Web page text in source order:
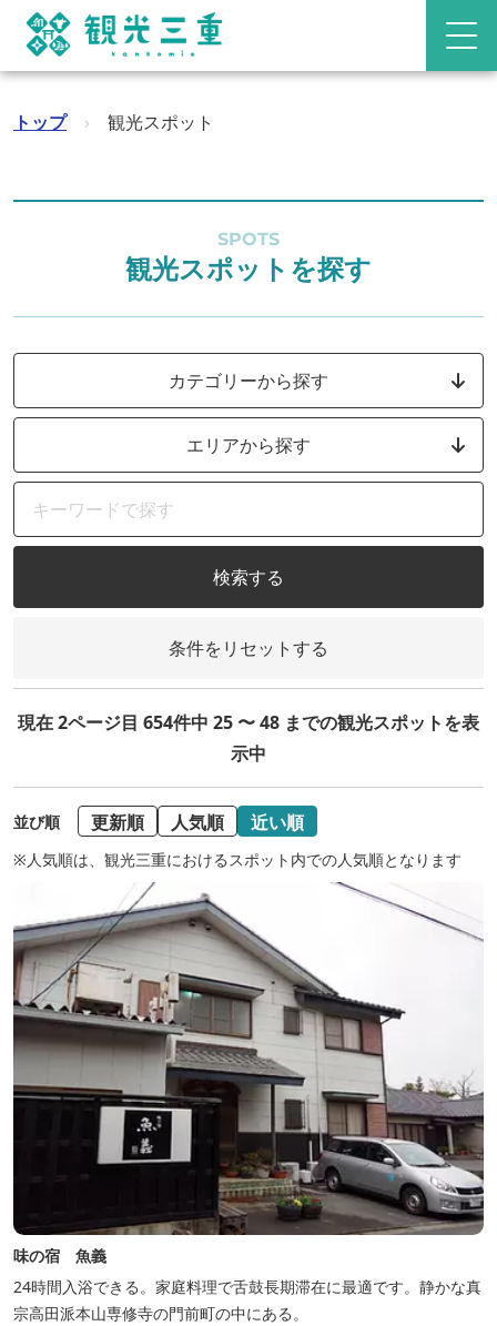
トップ › 観光スポット
SPOTS
観光スポットを探す
カテゴリーから探す
エリアから探す
検索する
条件をリセットする
現在 2ページ目 654件中 25 〜 48 までの観光スポットを表
示中
並び順 更新順 人気順 近い順
※人気順は、観光三重におけるスポット内での人気順となります
味の宿 魚義
24時間入浴できる。家庭料理で舌鼓長期滞在に最適です。静かな真
宗高田派本山専修寺の門前町の中にある。